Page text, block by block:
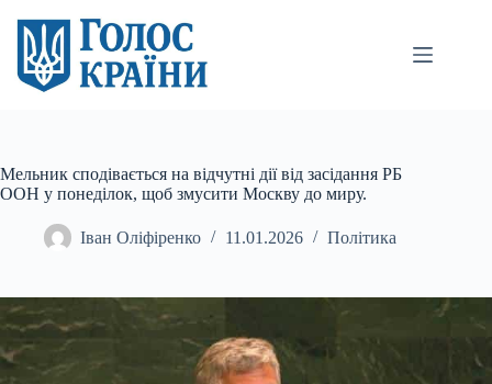
вмісту
Мельник сподівається на відчутні дії від засідання РБ
ООН у понеділок, щоб змусити Москву до миру.
Іван Оліфіренко 11.01.2026 Політика